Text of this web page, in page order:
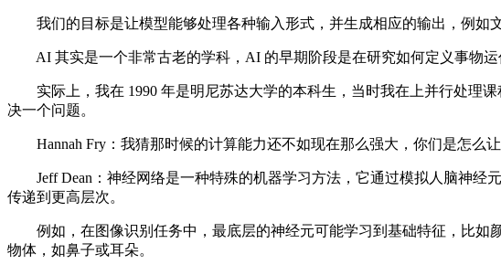
我们的目标是让模型能够处理各种输入形式，并生成相应的输出，例如文
AI 其实是一个非常古老的学科，AI 的早期阶段是在研究如何定义事物运
实际上，我在 1990 年是明尼苏达大学的本科生，当时我在上并行处理课
决一个问题。
Hannah Fry：我猜那时候的计算能力还不如现在那么强大，你们是怎么让
Jeff Dean：神经网络是一种特殊的机器学习方法，它通过模拟人脑神经
传递到更高层次。
例如，在图像识别任务中，最底层的神经元可能学习到基础特征，比如
物体，如鼻子或耳朵。